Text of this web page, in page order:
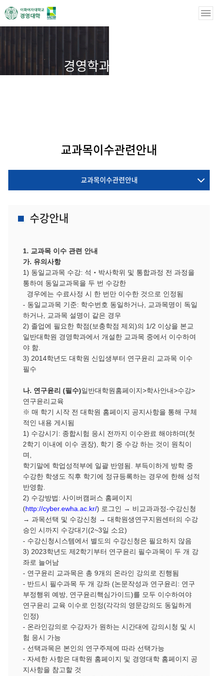
경영학과(대학원)
교과목이수관련안내
교과목이수관련안내
수강안내
1. 교과목 이수 관련 안내
가. 유의사항
1) 동일교과목 수강: 석 ‧ 박사학위 및 통합과정 전 과정을
통하여 동일교과목을 두 번 수강한
경우에는 수료사정 시 한 번만 이수한 것으로 인정됨
- 동일교과목 기준: 학수번호 동일하거나
교과목명이 독일
하거나
교과목 설명이 같은 경우
2) 졸업에 필요한 학점(보충학점 제외)의 1/2 이상을 본교
일반대학원 경영학과에서 개설한 교과목 중에서 이수하여
야 함
3) 2014학년도 대학원 신입생부터 연구윤리 교과목 이수
필수
나. 연구윤리 (필수)일반대학원홈페이지>학사안내>수강>
연구윤리교육
※ 매 학기 시작 전 대학원 홈페이지 공지사항을 통해 구체
적인 내용 게시됨
1) 수강시기: 종합시험 응시 전까지 이수완료 해야하며(첫
2학기 이내에 이수 권장), 학기 중 수강 하는 것이 원칙이
며
학기말에 학업성적부에 일괄 반영됨
부득이하게 방학 중
수강한 학생도 직후 학기에 정규등록하는 경우에 한해 성적
반영함
2) 수강방법: 사이버캠퍼스 홈페이지
(http://cyber.ewha.ac.kr/) 로그인 → 비교과과정-수강신청
→ 과목선택 및 수강신청 → 대학원생연구지원센터의 수강
승인 시까지 수강대기(2~3일 소요)
- 수강신청시스템에서 별도의 수강신청은 필요하지 않음
3) 2023학년도 제2학기부터 연구윤리 필수과목이 두 개 강
좌로 늘어남
- 연구윤리 교과목은 총 9개의 온라인 강의로 진행됨
- 반드시 필수과목 두 개 강좌 (논문작성과 연구윤리: 연구
부정행위 예방 연구윤리핵심가이드)를 모두 이수하여야
연구윤리 교육 이수로 인정(각각의 영문강의도 동일하게
인정)
- 온라인강의로 수강자가 원하는 시간대에 강의시청 및 시
험 응시 가능
- 선택과목은 본인의 연구주제에 따라 선택가능
- 자세한 사항은 대학원 홈페이지 및 경영대학 홈페이지 공
지사항을 참고할 것